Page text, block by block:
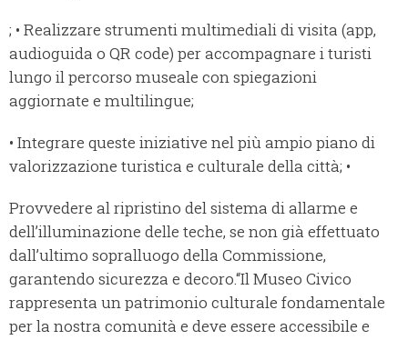
; • Realizzare strumenti multimediali di visita (app,
audioguida o QR code) per accompagnare i turisti
lungo il percorso museale con spiegazioni
aggiornate e multilingue;
• Integrare queste iniziative nel più ampio piano di
valorizzazione turistica e culturale della città; •
Provvedere al ripristino del sistema di allarme e
dell’illuminazione delle teche, se non già effettuato
dall’ultimo sopralluogo della Commissione,
garantendo sicurezza e decoro.“Il Museo Civico
rappresenta un patrimonio culturale fondamentale
per la nostra comunità e deve essere accessibile e